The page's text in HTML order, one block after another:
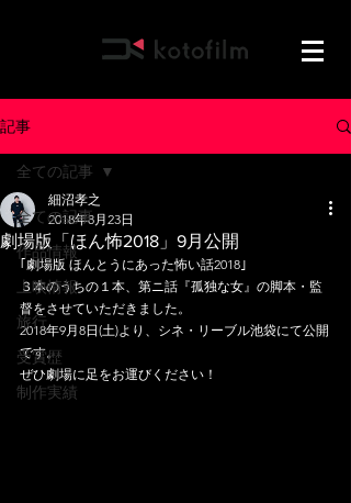
記事
全ての記事
作品情報
上映情報
旅行
受賞歴
制作実績
全ての記事
劇場版「ほん怖2018」9月公開
細沼孝之
2018年8月23日
｢劇場版 ほんとうにあった怖い話2018｣
３本のうちの１本、第ニ話『孤独な女』の脚本・監
督をさせていただきました。
2018年9月8日(土)より、シネ・リーブル池袋にて公開
です。
ぜひ劇場に足をお運びください！